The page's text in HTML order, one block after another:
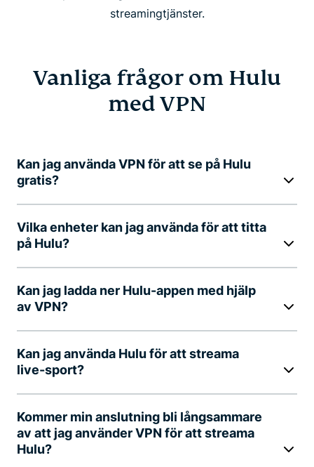
streamingtjänster.
Vanliga frågor om Hulu
med VPN
Kan jag använda VPN för att se på Hulu
gratis?
Vilka enheter kan jag använda för att titta
på Hulu?
Kan jag ladda ner Hulu-appen med hjälp
av VPN?
Kan jag använda Hulu för att streama
live-sport?
Kommer min anslutning bli långsammare
av att jag använder VPN för att streama
Hulu?